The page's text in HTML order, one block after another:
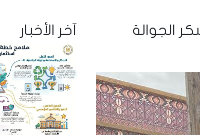
الجوالة
آخر الأخبار